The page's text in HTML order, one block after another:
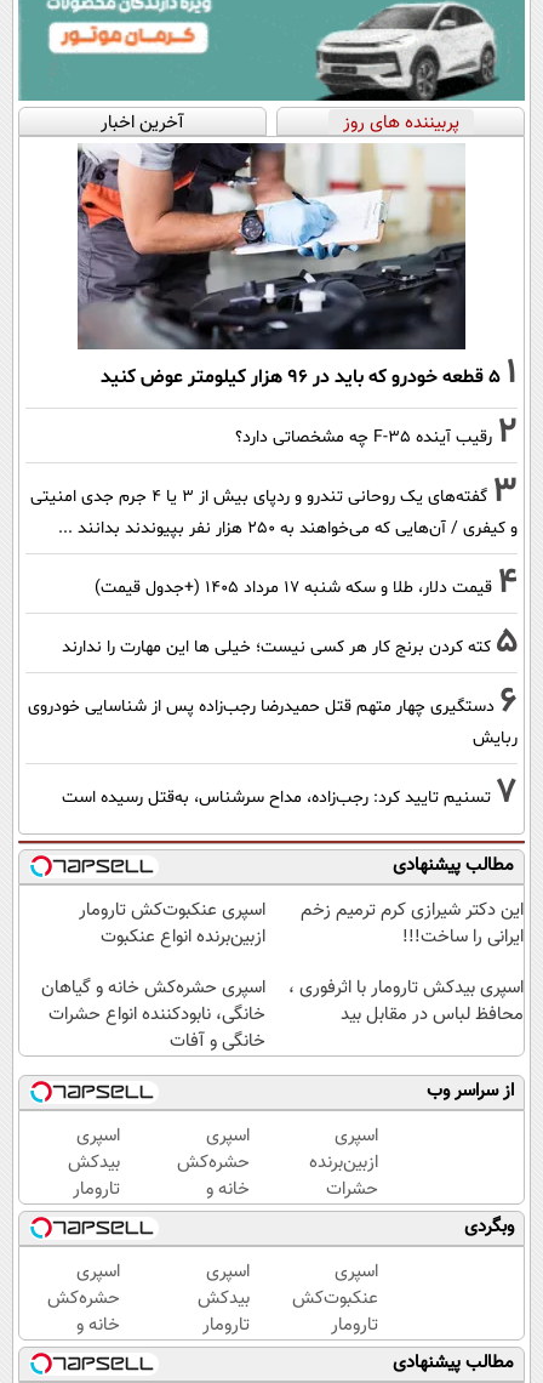
پربیننده های روز آخرین اخبار
1 ۵ قطعه خودرو که باید در ۹۶ هزار کیلومتر عوض کنید
2 رقیب آینده F-35 چه مشخصاتی دارد؟
3
گفته‌های یک روحانی تندرو و ردپای بیش از ۳ یا ۴ جرم جدی امنیتی
و کیفری / آن‌هایی که می‌خواهند به ۲۵۰ هزار نفر بپیوندند بدانند ...
4 قیمت دلار، طلا و سکه شنبه ۱۷ مرداد ۱۴۰۵ (+جدول قیمت)
5 کته کردن برنج کار هر کسی نیست؛ خیلی ها این مهارت را ندارند
6 دستگیری چهار متهم قتل حمیدرضا رجب‌زاده پس از شناسایی خودروی
ربایش
7 تسنیم تایید کرد: رجب‌زاده، مداح سرشناس، به‌قتل رسیده است
مطالب پیشنهادی
این دکتر شیرازی کرم ترمیم زخم
ایرانی را ساخت!!!
اسپری عنکبوت‌‌کش تارومار
ازبین‌برنده انواع عنکبوت
اسپری بیدکش تارومار با اثرفوری ،
محافظ لباس در مقابل بید
اسپری حشره‌کش خانه و گیاهان
خانگی، نابودکننده انواع حشرات
خانگی و آفات
از سراسر وب
اسپری
ازبین‌برنده
حشرات
رختخواب،
مناسب
برای
مقابله با
انواع
ساس
اسپری
حشره‌کش
خانه و
گیاهان
خانگی،
نابودکننده
انواع
حشرات
خانگی و
آفات
اسپری
بیدکش
تارومار
با
اثرفوری
،
محافظ
لباس
در
مقابل
وبگردی
اسپری
عنکبوت‌‌کش
تارومار
ازبین‌برنده
اسپری
بیدکش
تارومار
با
اسپری
حشره‌کش
خانه و
گیاهان
مطالب پیشنهادی